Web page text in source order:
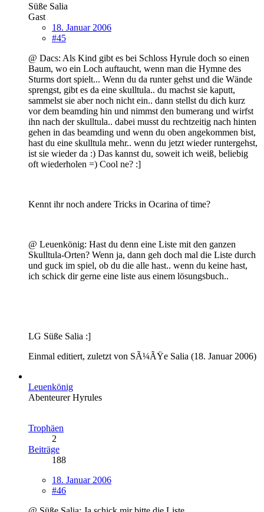
Süße Salia
Gast
18. Januar 2006
#45
@ Dacs: Als Kind gibt es bei Schloss Hyrule doch so einen
Baum, wo ein Loch auftaucht, wenn man die Hymne des
Sturms dort spielt... Wenn du da runter gehst und die Wände
sprengst, gibt es da eine skulltula.. du machst sie kaputt,
sammelst sie aber noch nicht ein.. dann stellst du dich kurz
vor dem beamding hin und nimmst den bumerang und wirfst
ihn nach der skulltula.. dabei musst du rechtzeitig nach hinten
gehen in das beamding und wenn du oben angekommen bist,
hast du eine skulltula mehr.. wenn du jetzt wieder runtergehst,
ist sie wieder da :) Das kannst du, soweit ich weiß, beliebig
oft wiederholen =) Cool ne? :]
Kennt ihr noch andere Tricks in Ocarina of time?
@ Leuenkönig: Hast du denn eine Liste mit den ganzen
Skulltula-Orten? Wenn ja, dann geh doch mal die Liste durch
und guck im spiel, ob du die alle hast.. wenn du keine hast,
ich schick dir gerne eine liste aus einem lösungsbuch..
LG Süße Salia :]
Einmal editiert, zuletzt von SÃ¼ÃŸe Salia (18. Januar 2006)
Leuenkönig
Abenteurer Hyrules
Trophäen
2
Beiträge
188
18. Januar 2006
#46